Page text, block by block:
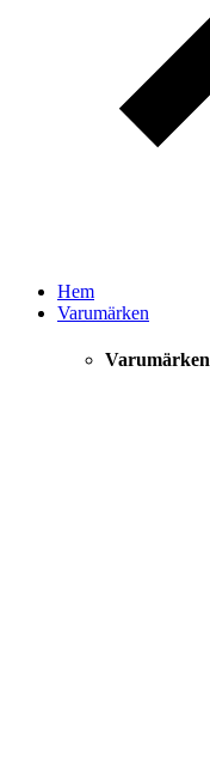
Hem
Varumärken
Varumärken